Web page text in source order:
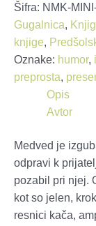
Šifra: NMK-
Gugalnica,
knjige,
Oznake: humor,
preprosta,
Opis
Avtor
Medved je
odpravi k
pozabil pri njej.
kot so jelen,
resnici kača,